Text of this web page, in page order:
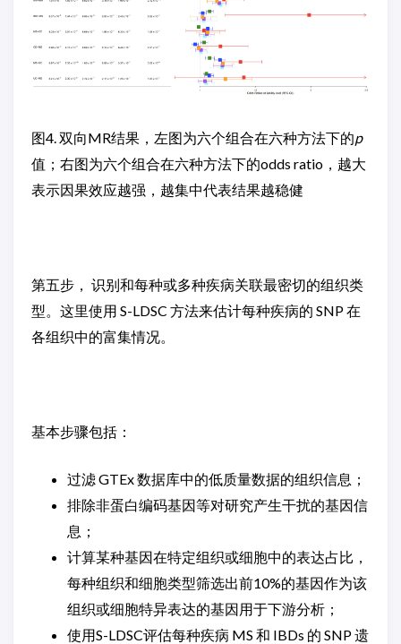
图4. 双向MR结果，左图为六个组合在六种方法下的p
值；右图为六个组合在六种方法下的odds ratio，越大
表示因果效应越强，越集中代表结果越稳健
第五步， 识别和每种或多种疾病关联最密切的组织类
型。这里使用 S-LDSC 方法来估计每种疾病的 SNP 在
各组织中的富集情况。
基本步骤包括：
过滤 GTEx 数据库中的低质量数据的组织信息；
排除非蛋白编码基因等对研究产生干扰的基因信
息；
计算某种基因在特定组织或细胞中的表达占比，
每种组织和细胞类型筛选出前10%的基因作为该
组织或细胞特异表达的基因用于下游分析；
使用S-LDSC评估每种疾病 MS 和 IBDs 的 SNP 遗